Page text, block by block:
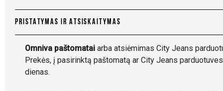
PRISTATYMAS IR ATSISKAITYMAS
Omniva paštomatai arba atsiėmimas City Jeans
Prekės, į pasirinktą paštomatą ar City Jeans
dienas.